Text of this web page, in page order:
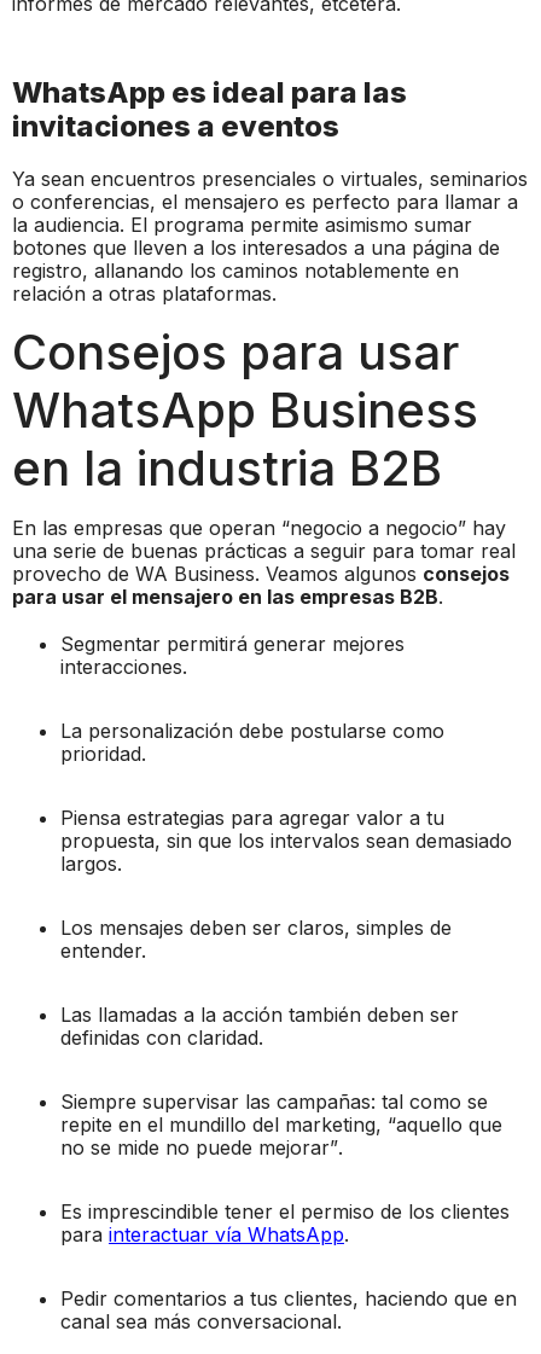
WhatsApp es ideal para las
invitaciones a eventos
Ya sean encuentros presenciales o virtuales, seminarios
o conferencias, el mensajero es perfecto para llamar a
la audiencia. El programa permite asimismo sumar
botones que lleven a los interesados a una página de
registro, allanando los caminos notablemente en
relación a otras plataformas.
Consejos para usar
WhatsApp Business
en la industria B2B
En las empresas que operan “negocio a negocio” hay
una serie de buenas prácticas a seguir para tomar real
provecho de WA Business. Veamos algunos consejos
para usar el mensajero en las empresas B2B.
Segmentar permitirá generar mejores
interacciones.
La personalización debe postularse como
prioridad.
Piensa estrategias para agregar valor a tu
propuesta, sin que los intervalos sean demasiado
largos.
Los mensajes deben ser claros, simples de
entender.
Las llamadas a la acción también deben ser
definidas con claridad.
Siempre supervisar las campañas: tal como se
repite en el mundillo del marketing, “aquello que
no se mide no puede mejorar”.
Es imprescindible tener el permiso de los clientes
para interactuar vía WhatsApp.
Pedir comentarios a tus clientes, haciendo que en
canal sea más conversacional.